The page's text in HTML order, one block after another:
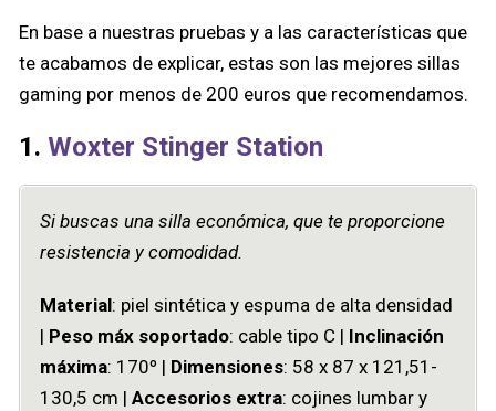
En base a nuestras pruebas y a las características que
te acabamos de explicar, estas son las mejores sillas
gaming por menos de 200 euros que recomendamos.
1. Woxter Stinger Station
Si buscas una silla económica, que te proporcione
resistencia y comodidad.
Material: piel sintética y espuma de alta densidad
| Peso máx soportado: cable tipo C | Inclinación
máxima: 170º | Dimensiones: ‎58 x 87 x 121,51-
130,5 cm | Accesorios extra: cojines lumbar y